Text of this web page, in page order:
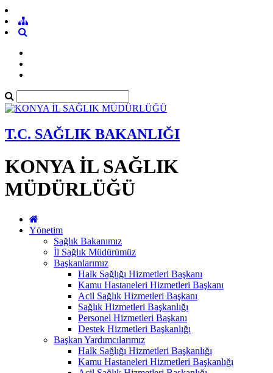
T.C. SAĞLIK BAKANLIĞI
KONYA İL SAĞLIK
MÜDÜRLÜĞÜ
Yönetim
Sağlık Bakanımız
İl Sağlık Müdürümüz
Başkanlarımız
Halk Sağlığı Hizmetleri Başkanı
Kamu Hastaneleri Hizmetleri Başkanı
Acil Sağlık Hizmetleri Başkanı
Sağlık Hizmetleri Başkanlığı
Personel Hizmetleri Başkanı
Destek Hizmetleri Başkanlığı
Başkan Yardımcılarımız
Halk Sağlığı Hizmetleri Başkanlığı
Kamu Hastaneleri Hizmetleri Başkanlığı